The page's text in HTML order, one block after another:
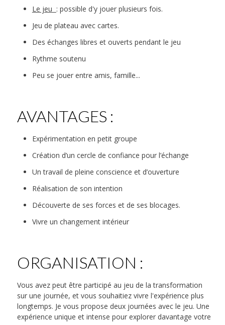
Le jeu : possible d'y jouer plusieurs fois.
Jeu de plateau avec cartes.
Des échanges libres et ouverts pendant le jeu
Rythme soutenu
Peu se jouer entre amis, famille...
AVANTAGES :
Expérimentation en petit groupe
Création d’un cercle de confiance pour l’échange
Un travail de pleine conscience et d’ouverture
Réalisation de son intention
Découverte de ses forces et de ses blocages.
Vivre un changement intérieur
ORGANISATION :
Vous avez peut être participé au jeu de la transformation
sur une journée, et vous souhaitiez vivre l'expérience plus
longtemps. Je vous propose deux journées avec le jeu. Une
expérience unique et intense pour explorer davantage votre